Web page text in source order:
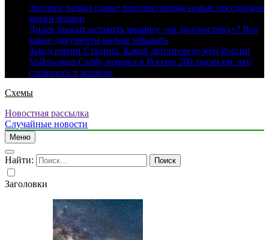
Эксперт назвал самые перспективные новые российские
марки машин
Дилер просит оставить машину «на диагностику»? Вот
какие документы нельзя забывать
Завод имени Сталина. Какой автопром нужен России
Volkswagen Caddy прошел в России 280 тысяч км: что
сломалось в машине
Схемы
Новостная рассылка
Случайные новости
Меню
Найти:
Заголовки